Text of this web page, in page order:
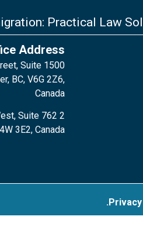
Practical Law
Address
Suite
BC, V6G 2Z6,
Canada
2 Bloor Street West, Suite 762,
3E2, Canada